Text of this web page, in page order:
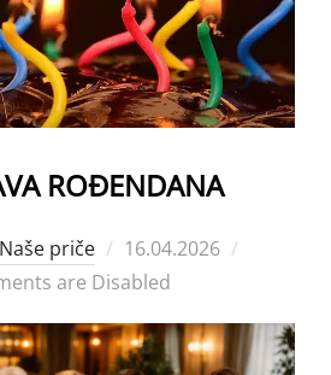
ROĐENDANA
Naše priče
Posted
on
16.04.2026
are Disabled